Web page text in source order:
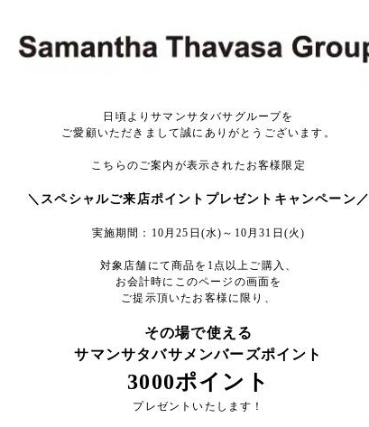
日頃よりサマンサタバサグループを
ご愛顧いただきまして誠にありがとうございます。
こちらのご案内が表示されたお客様限定
＼スペシャルご来店ポイントプレゼントキャンペーン／
実施期間：10月25日(水)～10月31日(火)
対象店舗にて商品を1点以上ご購入、
お会計時にこのページの画面を
ご提示頂いたお客様に限り、
その場で使える
サマンサタバサメンバーズポイント
3000ポイント
プレゼントいたします！